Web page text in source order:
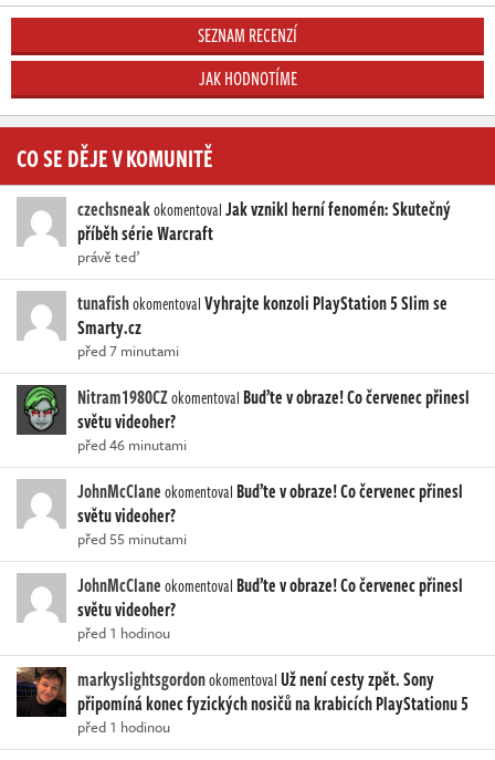
SEZNAM RECENZÍ
JAK HODNOTÍME
CO SE DĚJE V KOMUNITĚ
czechsneakokomentovalJak vznikl herní fenomén: Skutečný
příběh série Warcraft
právě teď
tunafishokomentovalVyhrajte konzoli PlayStation 5 Slim se
Smarty.cz
před 7 minutami
Nitram1980CZokomentoval Buďte v obraze! Co červenec přinesl
světu videoher?
před 46 minutami
JohnMcClaneokomentoval Buďte v obraze! Co červenec přinesl
světu videoher?
před 55 minutami
JohnMcClaneokomentoval Buďte v obraze! Co červenec přinesl
světu videoher?
před 1 hodinou
markyslightsgordonokomentovalUž není cesty zpět. Sony
připomíná konec fyzických nosičů na krabicích PlayStationu 5
před 1 hodinou